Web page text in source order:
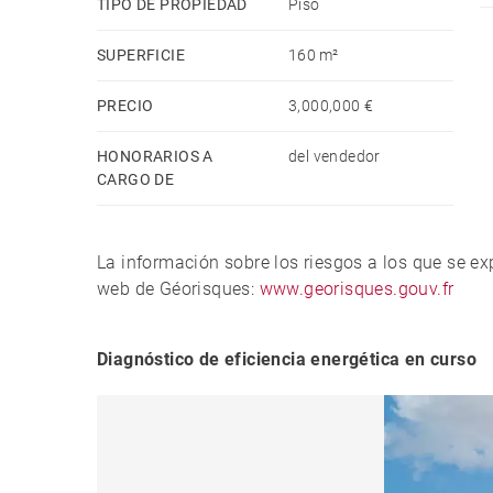
edificio (100.000 € cada una) y dos trasteros
Situada frente al paseo marítimo más
localización privilegiada, vistas incomparables
TIPO DE PROPIEDAD Piso
SUPERFICIE 160 m²
PRECIO 3,000,000 €
HONORARIOS A
CARGO DE
del vendedor
La información sobre los riesgos a los que se
web de Géorisques: www.georisques.gouv.fr
Diagnóstico de eficiencia energética en curso